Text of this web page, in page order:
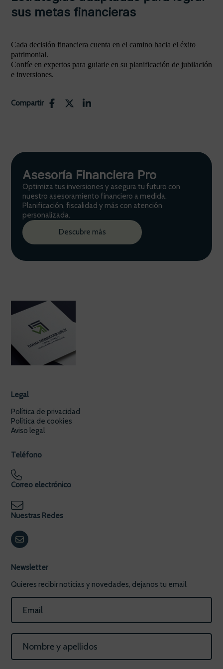
sus metas financieras
Cada decisión financiera cuenta en el camino hacia el éxito
patrimonial.
Confíe en expertos para guiarle en su planificación de jubilación
e inversiones.
Compartir
Asesoría Financiera Pro
Optimiza tus inversiones y asegura tu futuro con
nuestro asesoramiento financiero a medida.
Planificación, fiscalidad y más con atención
personalizada.
Descubre más
Legal
Política de privacidad
Política de cookies
Aviso legal
Teléfono
Correo electrónico
Nuestras Redes
Newsletter
Quieres recibir noticias y novedades, dejanos tu email.